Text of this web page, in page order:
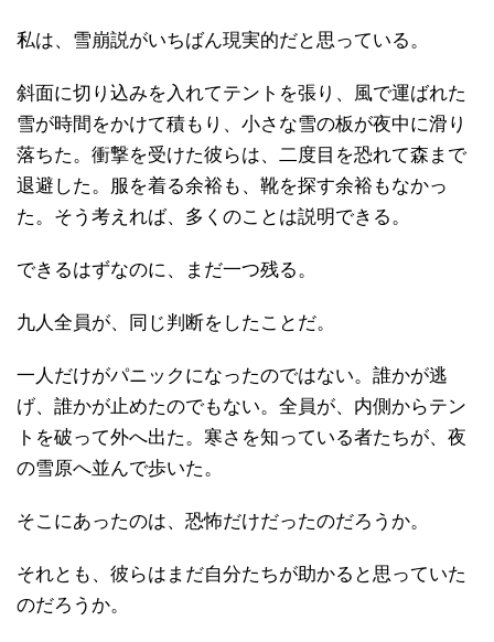
私は、雪崩説がいちばん現実的だと思っている。
斜面に切り込みを入れてテントを張り、風で運ばれた
雪が時間をかけて積もり、小さな雪の板が夜中に滑り
落ちた。衝撃を受けた彼らは、二度目を恐れて森まで
退避した。服を着る余裕も、靴を探す余裕もなかっ
た。そう考えれば、多くのことは説明できる。
できるはずなのに、まだ一つ残る。
九人全員が、同じ判断をしたことだ。
一人だけがパニックになったのではない。誰かが逃
げ、誰かが止めたのでもない。全員が、内側からテン
トを破って外へ出た。寒さを知っている者たちが、夜
の雪原へ並んで歩いた。
そこにあったのは、恐怖だけだったのだろうか。
それとも、彼らはまだ自分たちが助かると思っていた
のだろうか。